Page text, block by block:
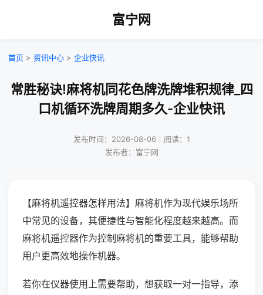
富宁网
首页 > 资讯中心 > 企业快讯
常胜秘诀!麻将机同花色牌洗牌堆积规律_四
口机循环洗牌周期多久-企业快讯
发布时间：2026-08-06｜阅读：1
发布者：富宁网
【麻将机遥控器怎样用法】麻将机作为现代娱乐场所
中常见的设备，其便捷性与智能化程度越来越高。而
麻将机遥控器作为控制麻将机的重要工具，能够帮助
用户更高效地操作机器。
若你在仪器使用上需要帮助，想获取一对一指导，添